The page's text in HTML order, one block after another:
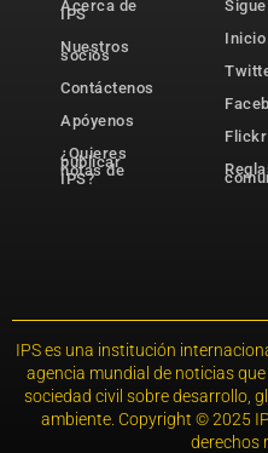
Acerca de
IPS
Nuestros
socios
Contáctenos
Apóyenos
¿Quieres
publicar
notas de
IPS?
Inicio
Flickr
IPS es una institución
agencia mundial de noticias
sociedad civil sobre desarrollo,
ambiente. Copyright © 2025
derechos